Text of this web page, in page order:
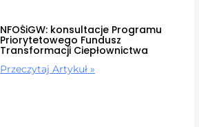
NFOŚiGW: konsultacje Programu
Priorytetowego Fundusz
Transformacji Ciepłownictwa
Przeczytaj Artykuł »